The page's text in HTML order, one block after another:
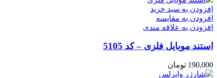
افزودن به سبد خرید
افزودن به مقایسه
افزودن به علاقه مندی
استند موبایل فلزی – کد 5105
190,000 تومان